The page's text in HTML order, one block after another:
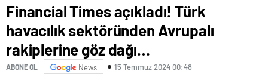
Financial Times açıkladı! Türk
havacılık sektöründen Avrupalı
rakiplerine göz dağı…
ABONE OL News 15 Temmuz 2024 00:48